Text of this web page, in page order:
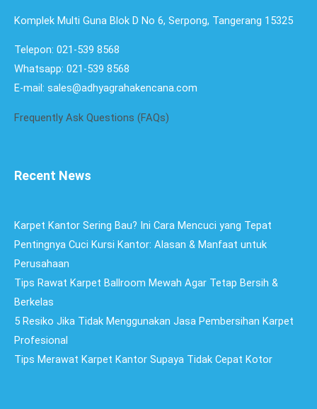
Komplek Multi Guna Blok D No 6, Serpong, Tangerang 15325
Telepon: 021-539 8568
Whatsapp: 021-539 8568
E-mail: sales@adhyagrahakencana.com
Frequently Ask Questions (FAQs)
Recent News
Karpet Kantor Sering Bau? Ini Cara Mencuci yang Tepat
Pentingnya Cuci Kursi Kantor: Alasan & Manfaat untuk
Perusahaan​
Tips Rawat Karpet Ballroom Mewah Agar Tetap Bersih &
Berkelas
5 Resiko Jika Tidak Menggunakan Jasa Pembersihan Karpet
Profesional
Tips Merawat Karpet Kantor Supaya Tidak Cepat Kotor​